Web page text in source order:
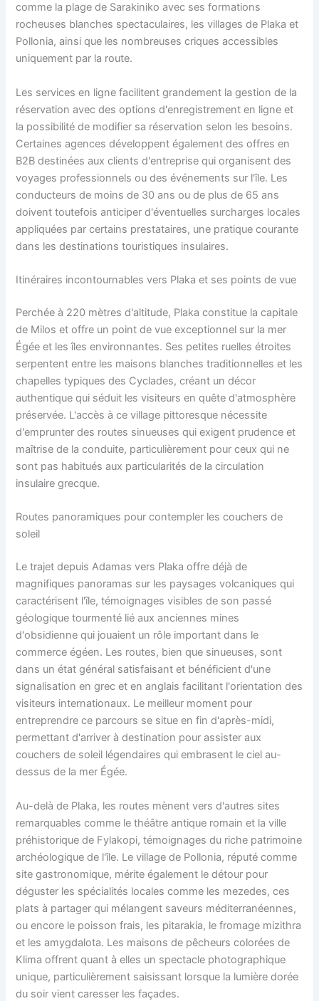
comme la plage de Sarakiniko avec ses formations
rocheuses blanches spectaculaires, les villages de Plaka et
Pollonia, ainsi que les nombreuses criques accessibles
uniquement par la route.
Les services en ligne facilitent grandement la gestion de la
réservation avec des options d'enregistrement en ligne et
la possibilité de modifier sa réservation selon les besoins.
Certaines agences développent également des offres en
B2B destinées aux clients d'entreprise qui organisent des
voyages professionnels ou des événements sur l'île. Les
conducteurs de moins de 30 ans ou de plus de 65 ans
doivent toutefois anticiper d'éventuelles surcharges locales
appliquées par certains prestataires, une pratique courante
dans les destinations touristiques insulaires.
Itinéraires incontournables vers Plaka et ses points de vue
Perchée à 220 mètres d'altitude, Plaka constitue la capitale
de Milos et offre un point de vue exceptionnel sur la mer
Égée et les îles environnantes. Ses petites ruelles étroites
serpentent entre les maisons blanches traditionnelles et les
chapelles typiques des Cyclades, créant un décor
authentique qui séduit les visiteurs en quête d'atmosphère
préservée. L'accès à ce village pittoresque nécessite
d'emprunter des routes sinueuses qui exigent prudence et
maîtrise de la conduite, particulièrement pour ceux qui ne
sont pas habitués aux particularités de la circulation
insulaire grecque.
Routes panoramiques pour contempler les couchers de
soleil
Le trajet depuis Adamas vers Plaka offre déjà de
magnifiques panoramas sur les paysages volcaniques qui
caractérisent l'île, témoignages visibles de son passé
géologique tourmenté lié aux anciennes mines
d'obsidienne qui jouaient un rôle important dans le
commerce égéen. Les routes, bien que sinueuses, sont
dans un état général satisfaisant et bénéficient d'une
signalisation en grec et en anglais facilitant l'orientation des
visiteurs internationaux. Le meilleur moment pour
entreprendre ce parcours se situe en fin d'après-midi,
permettant d'arriver à destination pour assister aux
couchers de soleil légendaires qui embrasent le ciel au-
dessus de la mer Égée.
Au-delà de Plaka, les routes mènent vers d'autres sites
remarquables comme le théâtre antique romain et la ville
préhistorique de Fylakopi, témoignages du riche patrimoine
archéologique de l'île. Le village de Pollonia, réputé comme
site gastronomique, mérite également le détour pour
déguster les spécialités locales comme les mezedes, ces
plats à partager qui mélangent saveurs méditerranéennes,
ou encore le poisson frais, les pitarakia, le fromage mizithra
et les amygdalota. Les maisons de pêcheurs colorées de
Klima offrent quant à elles un spectacle photographique
unique, particulièrement saisissant lorsque la lumière dorée
du soir vient caresser les façades.